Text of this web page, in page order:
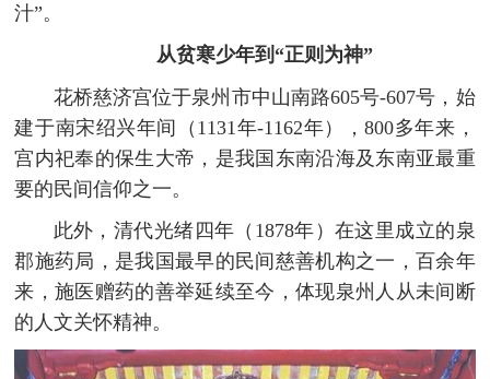
汁”。
从贫寒少年到“正则为神”
花桥慈济宫位于泉州市中山南路605号-607号，始
建于南宋绍兴年间（1131年-1162年），800多年来，
宫内祀奉的保生大帝，是我国东南沿海及东南亚最重
要的民间信仰之一。
此外，清代光绪四年（1878年）在这里成立的泉
郡施药局，是我国最早的民间慈善机构之一，百余年
来，施医赠药的善举延续至今，体现泉州人从未间断
的人文关怀精神。